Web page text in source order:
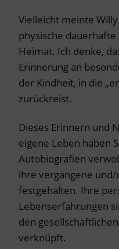
Vielleicht meinte
physische
Heimat. Ich denke,
Erinnerung an
der Kindheit, in die
zurückreist.
Dieses Erinnern und
eigene Leben haben
Autobiografien
ihre vergangene
festgehalten. Ihre
Lebenserfahrungen
den
verknüpft.